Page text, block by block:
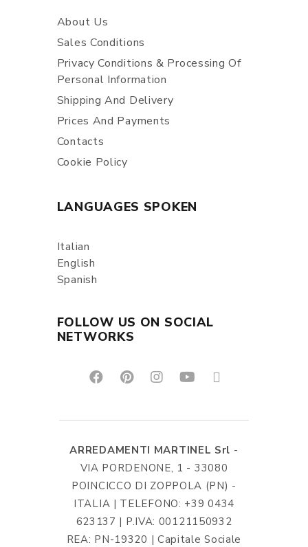
About Us
Sales Conditions
Privacy Conditions & Processing Of
Personal Information
Shipping And Delivery
Prices And Payments
Contacts
Cookie Policy
LANGUAGES SPOKEN
Italian
English
Spanish
FOLLOW US ON SOCIAL
NETWORKS
ARREDAMENTI MARTINEL Srl -
VIA PORDENONE, 1 - 33080
POINCICCO DI ZOPPOLA (PN) -
ITALIA | TELEFONO: +39 0434
623137 | P.IVA: 00121150932
REA: PN-19320 | Capitale Sociale